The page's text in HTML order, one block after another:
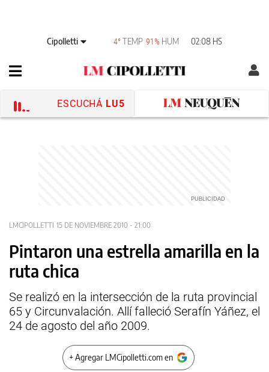
Cipolletti 4°TEMP 91% HUM 02:08 HS
ESCUCHÁ LU5
LMCIPOLLETTI 15 DE NOVIEMBRE 2010 - 21:00
Pintaron una estrella amarilla en la
ruta chica
Se realizó en la intersección de la ruta provincial
65 y Circunvalación. Allí falleció Serafín Yáñez, el
24 de agosto del año 2009.
+ Agregar LMCipolletti.com en